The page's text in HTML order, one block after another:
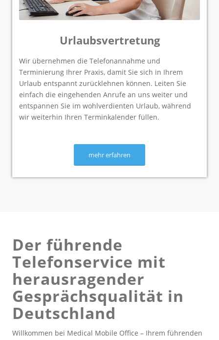
Urlaubsvertretung
Wir übernehmen die Telefonannahme und
Terminierung Ihrer Praxis, damit Sie sich in Ihrem
Urlaub entspannt zurücklehnen können. Leiten Sie
einfach die eingehenden Anrufe an uns weiter und
entspannen Sie im wohlverdienten Urlaub, während
wir weiterhin Ihren Terminkalender füllen.
mehr erfahren
Der führende
Telefonservice mit
herausragender
Gesprächsqualität in
Deutschland
Willkommen bei Medical Mobile Office – Ihrem führenden